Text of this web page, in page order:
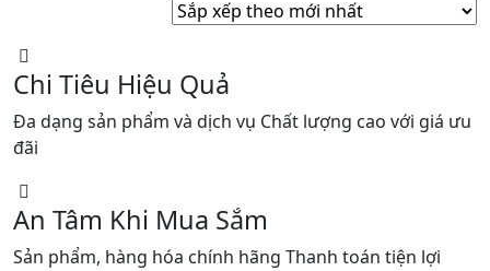
Chi Tiêu Hiệu Quả
Đa dạng sản phẩm và dịch vụ Chất lượng cao với giá ưu
đãi
An Tâm Khi Mua Sắm
Sản phẩm, hàng hóa chính hãng Thanh toán tiện lợi